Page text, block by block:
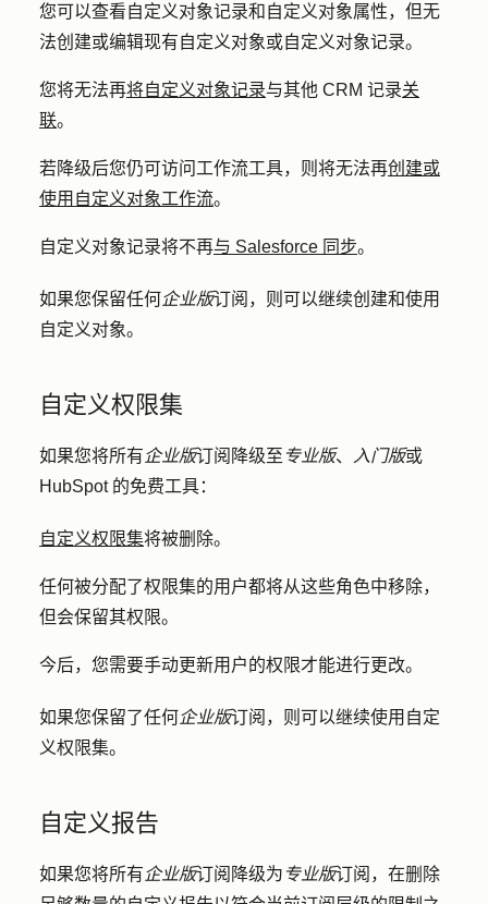
您可以查看自定义对象记录和自定义对象属性，但无
法创建或编辑现有自定义对象或自定义对象记录。
您将无法再将自定义对象记录与其他 CRM 记录关
联。
若降级后您仍可访问工作流工具，则将无法再创建或
使用自定义对象工作流。
自定义对象记录将不再与 Salesforce 同步。
如果您保留任何企业版订阅，则可以继续创建和使用
自定义对象。
自定义权限集
如果您将所有企业版订阅降级至 专业版、 入门版或
HubSpot 的免费工具：
自定义权限集将被删除。
任何被分配了权限集的用户都将从这些角色中移除，
但会保留其权限。
今后，您需要手动更新用户的权限才能进行更改。
如果您保留了任何企业版订阅，则可以继续使用自定
义权限集。
自定义报告
如果您将所有企业版订阅降级为 专业版订阅，在删除